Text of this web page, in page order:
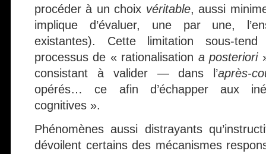
procéder à un choix véritable, aussi
implique d’évaluer, une par une,
existantes). Cette limitation sous-tend
processus de « rationalisation a posteriori
consistant à valider — dans l’après-
opérés… ce afin d’échapper aux
cognitives ».
Phénomènes aussi distrayants
dévoilent certains des mécanismes